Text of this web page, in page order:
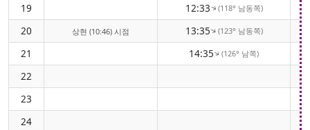
19 12:33↑(118° 남동쪽)
20 상현 (10:46) 시점 13:35↑(123° 남동쪽)
21 14:35↑(126° 남쪽)
22
23
24